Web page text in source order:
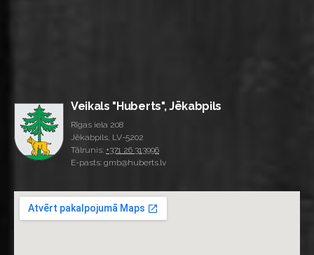
Veikals "Huberts", Jēkabpils
Rīgas iela 208
Jēkabpils, LV-5202
Tālrunis: +371 26 313996
E-pasts: gmb@huberts.lv